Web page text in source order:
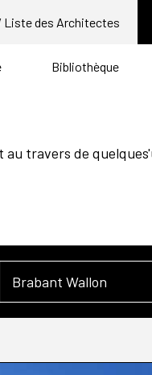
Liste des Architectes
Bibliothèque
travers de
Brabant Wallon